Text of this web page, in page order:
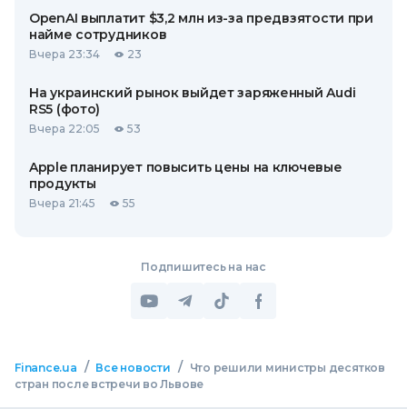
OpenAI выплатит $3,2 млн из-за предвзятости при
найме сотрудников
Вчера 23:34 23
На украинский рынок выйдет заряженный Audi
RS5 (фото)
Вчера 22:05 53
Apple планирует повысить цены на ключевые
продукты
Вчера 21:45 55
Подпишитесь на нас
Finance.ua / Все новости /
Что решили министры десятков
стран после встречи во Львове